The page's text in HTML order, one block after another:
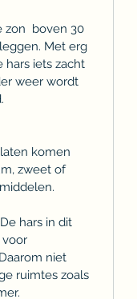
boven 30
Met erg
hars iets zacht
weer wordt
komen
zweet of
middelen.
in dit
voor
niet
ruimtes zoals